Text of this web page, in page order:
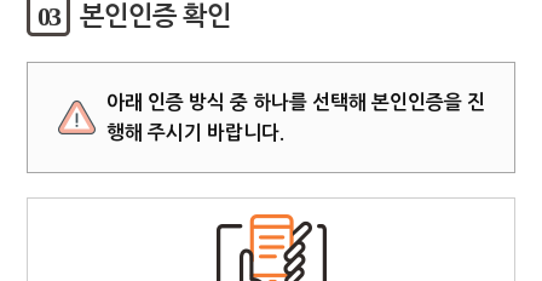
03 본인인증 확인
아래 인증 방식 중 하나를 선택해 본인인증을 진
행해 주시기 바랍니다.